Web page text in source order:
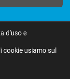
–Privacy Policy|
d'uso e
usiamo sul